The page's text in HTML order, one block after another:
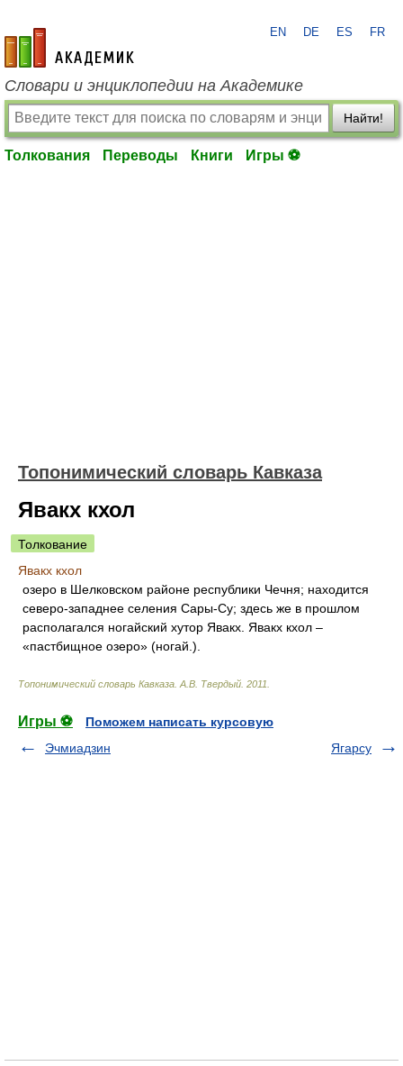
academic.ru
EN DE ES FR
Словари и энциклопедии на Академике
Найти!
Толкования Переводы Книги Игры ⚽
Топонимический словарь Кавказа
Явакх кхол
Толкование
Явакх кхол
озеро в Шелковском районе республики Чечня; находится
северо-западнее селения Сары-Су; здесь же в прошлом
располагался ногайский хутор Явакх. Явакх кхол –
«пастбищное озеро» (ногай.).
Топонимический словарь Кавказа А.В. Твердый 2011
Игры ⚽
Поможем написать курсовую
Эчмиадзин
Ягарсу